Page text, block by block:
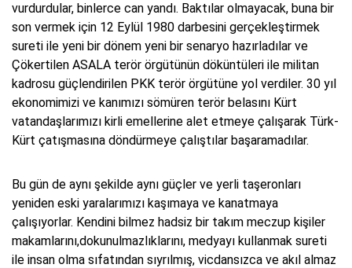
vurdurdular, binlerce can yandı. Baktılar olmayacak, buna bir
son vermek için 12 Eylül 1980 darbesini gerçekleştirmek
sureti ile yeni bir dönem yeni bir senaryo hazırladılar ve
Çökertilen ASALA terör örgütünün döküntüleri ile militan
kadrosu güçlendirilen PKK terör örgütüne yol verdiler. 30 yıl
ekonomimizi ve kanımızı sömüren terör belasını Kürt
vatandaşlarımızı kirli emellerine alet etmeye çalışarak Türk-
Kürt çatışmasına döndürmeye çalıştılar başaramadılar.
Bu gün de aynı şekilde aynı güçler ve yerli taşeronları
yeniden eski yaralarımızı kaşımaya ve kanatmaya
çalışıyorlar. Kendini bilmez hadsiz bir takım meczup kişiler
makamlarını,dokunulmazlıklarını, medyayı kullanmak sureti
ile insan olma sıfatından sıyrılmış, vicdansızca ve akıl almaz